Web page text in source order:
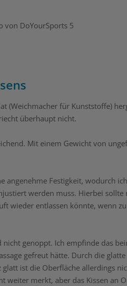
(Weichmacher für Kunststoffe)
überhaupt nicht.
Mit einem Gewicht von
angenehme Festigkeit, wodurch
werden muss. Hierbei sollte
wieder entlassen könnte, wenn
genoppt. Ich empfinde das
gefreut hätte. Durch die glatte
ist die Oberfläche allerdings
weiter merkt, aber das Kissen an